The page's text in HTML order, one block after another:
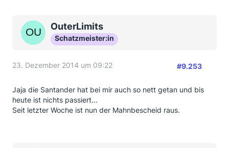
OuterLimits
Schatzmeister:in
23. Dezember 2014 um 09:22 #9.253
Jaja die Santander hat bei mir auch so nett getan und bis
heute ist nichts passiert...
Seit letzter Woche ist nun der Mahnbescheid raus.